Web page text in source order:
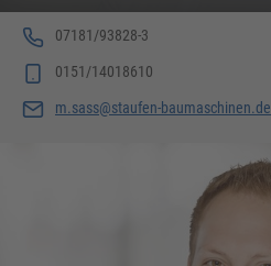
07181/93828-3
0151/14018610
m.sass@staufen-baumaschinen.de